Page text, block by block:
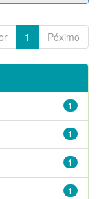
1 Póximo
1
1
1
1